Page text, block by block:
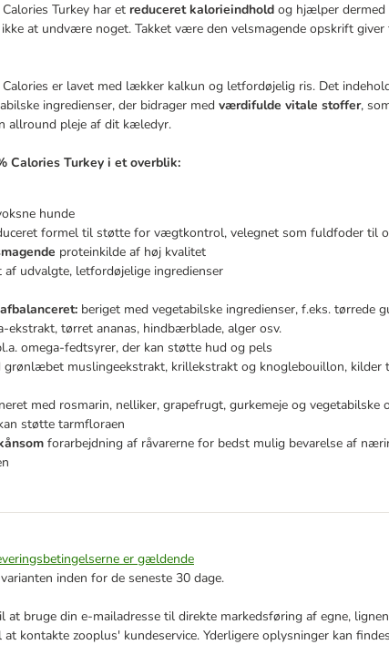
Turkey har et reduceret kalorieindhold og hjælper dermed
at undvære noget. Takket være den velsmagende opskrift
er lavet med lækker kalkun og letfordøjelig ris. Det
ingredienser, der bidrager med værdifulde vitale stoffer,
allround pleje af dit kæledyr.
Calories Turkey i et overblik:
hunde
formel til støtte for vægtkontrol, velegnet som fuldfoder til
proteinkilde af høj kvalitet
udvalgte, letfordøjelige ingredienser
beriget med vegetabilske ingredienser, f.eks. tørrede
ekstrakt, tørret ananas, hindbærblade, alger osv.
omega-fedtsyrer, der kan støtte hud og pels
grønlæbet muslingeekstrakt, krillekstrakt og knoglebouillon, kilder
med rosmarin, nelliker, grapefrugt, gurkemeje og vegetabilske
støtte tarmfloraen
forarbejdning af råvarerne for bedst mulig bevarelse af
er gældende
inden for de seneste 30 dage.
bruge din e-mailadresse til direkte markedsføring af egne,
kontakte zooplus' kundeservice. Yderligere oplysninger kan